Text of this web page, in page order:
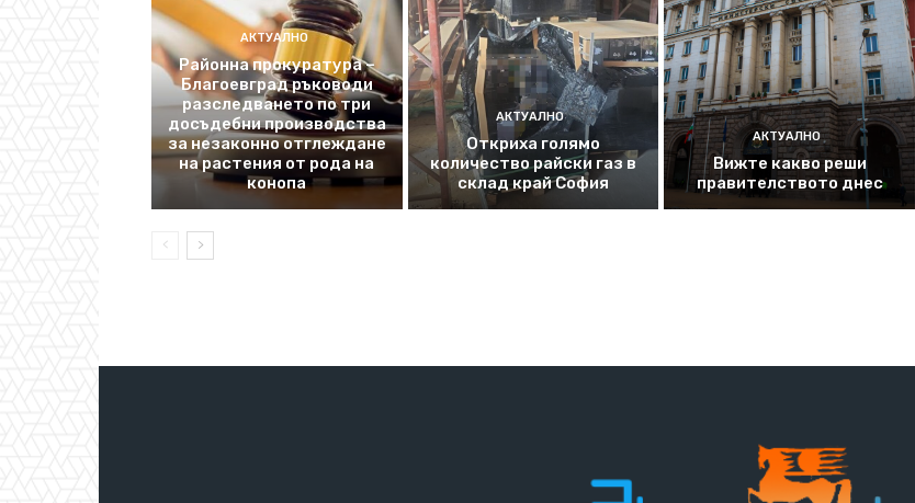
АКТУАЛНО
Районна прокуратура –
Благоевград ръководи
разследването по три
досъдебни производства
за незаконно отглеждане
на растения от рода на
конопа
АКТУАЛНО
Откриха голямо
количество райски газ в
склад край София
АКТУАЛНО
Вижте какво реши
правителството днес